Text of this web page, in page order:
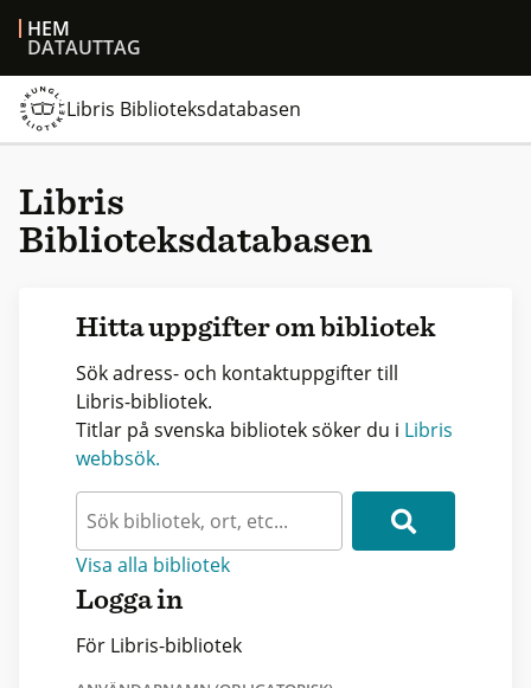
HEM
DATAUTTAG
Libris Biblioteksdatabasen
Libris
Biblioteksdatabasen
Hitta uppgifter om bibliotek
Sök adress- och kontaktuppgifter till
Libris-bibliotek.
Titlar på svenska bibliotek söker du i Libris
webbsök.
Visa alla bibliotek
Logga in
För Libris-bibliotek